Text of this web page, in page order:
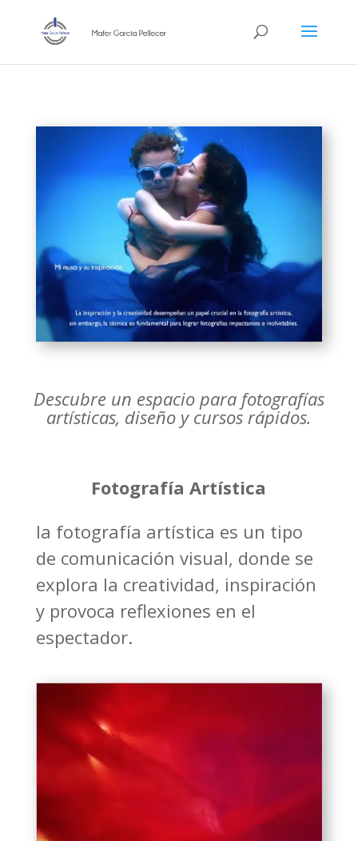
Descubre un espacio para fotografías
artísticas, diseño y cursos rápidos.
Fotografía Artística
la fotografía artística es un tipo
de comunicación visual, donde se
explora la creatividad, inspiración
y provoca reflexiones en el
espectador.